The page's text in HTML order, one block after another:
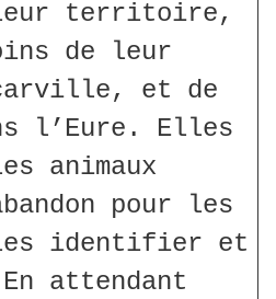
territoire,
de leur
et de
l’Eure. Elles
animaux
pour les
identifier et
attendant